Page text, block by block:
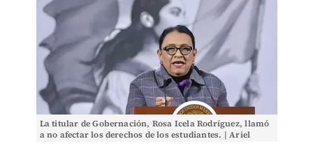
La titular de Gobernación, Rosa Icela Rodríguez, llamó
a no afectar los derechos de los estudiantes. | Ariel